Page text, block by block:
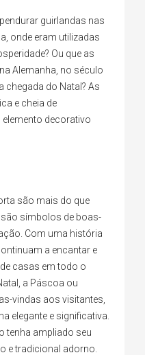
guirlandas nas
onde eram utilizadas
Ou que as
Alemanha, no século
chegada do Natal? As
e cheia de
decorativo
são mais do que
símbolos de boas-
Com uma história
a encantar e
casas em todo o
a Páscoa ou
vindas aos visitantes,
elegante e significativa.
tenha ampliado seu
e tradicional adorno.